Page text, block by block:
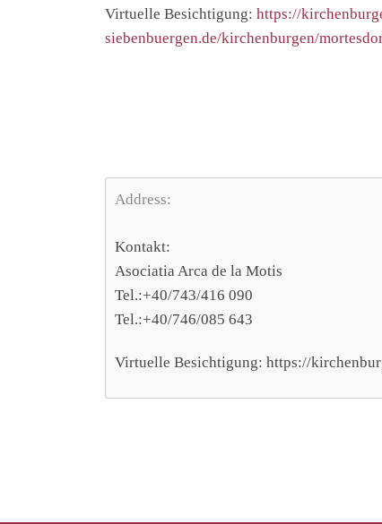
Virtuelle Besichtigung: https://
siebenbuergen.de/kirchenburgen/
Address:
Kontakt:
Asociatia Arca de la Motis
Tel.:+40/743/416 090
Tel.:+40/746/085 643
Virtuelle Besichtigung: https://